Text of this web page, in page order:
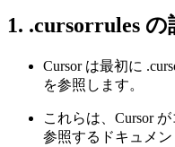
1. .cursorrules
Cursor は最初に
を参照します。
これらは、Cursor
参照するドキュメン